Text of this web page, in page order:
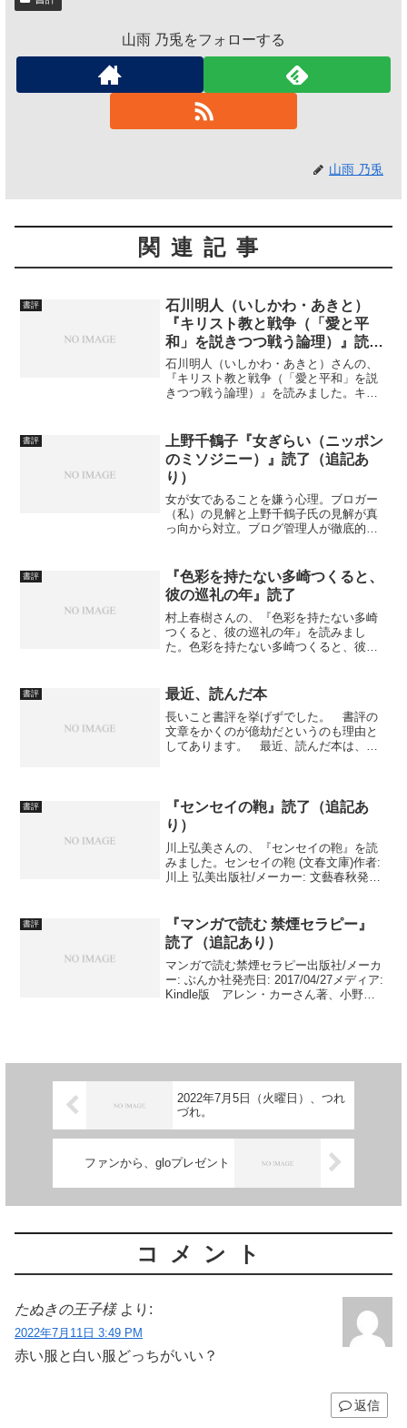
山雨 乃兎をフォローする
山雨 乃兎
関連記事
書評
石川明人（いしかわ・あきと）
『キリスト教と戦争（「愛と平
和」を説きつつ戦う論理）』読了
（追記あり）
石川明人（いしかわ・あきと）さんの、
『キリスト教と戦争（「愛と平和」を説
きつつ戦う論理）』を読みました。キリ
社/メーカー: 中央公論新社 発売日:
2019/...
書評
上野千鶴子『女ぎらい（ニッポン
のミソジニー）』読了（追記あ
り）
女が女であることを嫌う心理。ブロガー
（私）の見解と上野千鶴子氏の見解が真
っ向から対立。ブログ管理人が徹底的な
書評
『色彩を持たない多崎つくると、
彼の巡礼の年』読了
村上春樹さんの、『色彩を持たない多崎
つくると、彼の巡礼の年』を読みまし
た。色彩を持たない多崎つくると、彼の
メディア: ペーパーバック 私が感想...
書評 最近、読んだ本
長いこと書評を挙げずでした。 書評の
文章をかくのが億劫だというのも理由と
してあります。 最近、読んだ本は、キ
書評
『センセイの鞄』読了（追記あ
り）
川上弘美さんの、『センセイの鞄』を読
みました。センセイの鞄 (文春文庫)作者:
川上 弘美出版社/メーカー: 文藝春秋発売
ださい。 追記：感想 会社勤め...
書評
『マンガで読む 禁煙セラピー』
読了（追記あり）
マンガで読む禁煙セラピー出版社/メーカ
ー: ぶんか社発売日: 2017/04/27メディア:
Kindle版 アレン・カーさん著、小野綾
2022年7月5日（火曜日）、つれ
づれ。
ファンから、gloプレゼント
コメント
たぬきの王子様 より:
2022年7月11日 3:49 PM
赤い服と白い服どっちがいい？
返信